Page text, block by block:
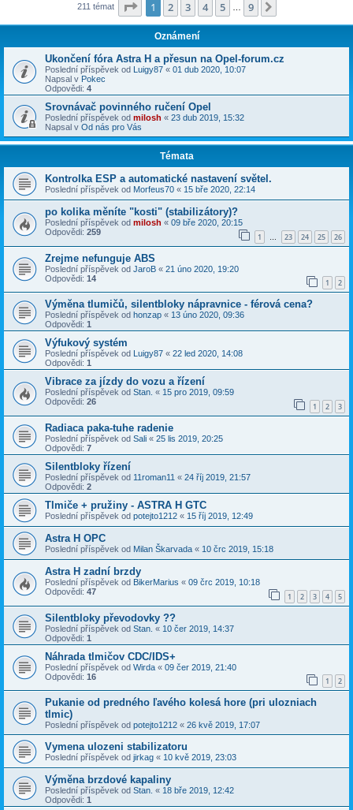
211 témat Stránka z
1 2 3 4 5 9
Oznámení
Ukončení fóra Astra H a přesun na Opel-forum.cz
Poslední příspěvek od Luigy87 « 01 dub 2020, 10:07
Napsal v Pokec
Odpovědi: 4
Srovnávač povinného ručení Opel
Poslední příspěvek od milosh « 23 dub 2019, 15:32
Napsal v Od nás pro Vás
Témata
Kontrolka ESP a automatické nastavení světel.
Poslední příspěvek od Morfeus70 « 15 bře 2020, 22:14
po kolika měníte "kosti" (stabilizátory)?
Poslední příspěvek od milosh « 09 bře 2020, 20:15
Odpovědi: 259 1 … 23 24 25 26
Zrejme nefunguje ABS
Poslední příspěvek od JaroB « 21 úno 2020, 19:20
Odpovědi: 14 1 2
Výměna tlumičů, silentbloky nápravnice - férová cena?
Poslední příspěvek od honzap « 13 úno 2020, 09:36
Odpovědi: 1
Výfukový systém
Poslední příspěvek od Luigy87 « 22 led 2020, 14:08
Odpovědi: 1
Vibrace za jízdy do vozu a řízení
Poslední příspěvek od Stan. « 15 pro 2019, 09:59
Odpovědi: 26 1 2 3
Radiaca paka-tuhe radenie
Poslední příspěvek od Sali « 25 lis 2019, 20:25
Odpovědi: 7
Silentbloky řízení
Poslední příspěvek od 11roman11 « 24 říj 2019, 21:57
Odpovědi: 2
Tlmiče + pružiny - ASTRA H GTC
Poslední příspěvek od potejto1212 « 15 říj 2019, 12:49
Astra H OPC
Poslední příspěvek od Milan Škarvada « 10 črc 2019, 15:18
Astra H zadní brzdy
Poslední příspěvek od BikerMarius « 09 črc 2019, 10:18
Odpovědi: 47 1 2 3 4 5
Silentbloky převodovky ??
Poslední příspěvek od Stan. « 10 čer 2019, 14:37
Odpovědi: 1
Náhrada tlmičov CDC/IDS+
Poslední příspěvek od Wirda « 09 čer 2019, 21:40
Odpovědi: 16 1 2
Pukanie od predného ľavého kolesá hore (pri ulozniach
tlmic)
Poslední příspěvek od potejto1212 « 26 kvě 2019, 17:07
Vymena ulozeni stabilizatoru
Poslední příspěvek od jirkag « 10 kvě 2019, 23:03
Výměna brzdové kapaliny
Poslední příspěvek od Stan. « 18 bře 2019, 12:42
Odpovědi: 1